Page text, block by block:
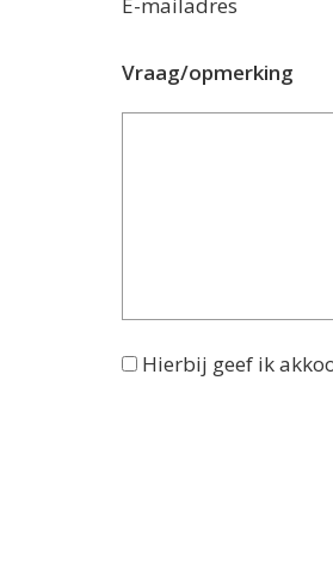
Vraag/opmerking
Hierbij geef ik